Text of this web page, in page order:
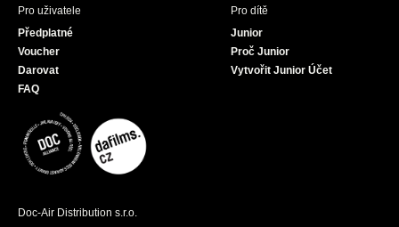
Pro uživatele
Předplatné
Voucher
Darovat
FAQ
Pro dítě
Junior
Proč Junior
Vytvořit Junior Účet
Doc-Air Distribution s.r.o.